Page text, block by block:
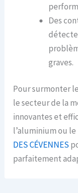
Des
graves.
Pour surmonter
le secteur de la
innovantes et
l’aluminium ou le
DES CÉVENNES
parfaitement